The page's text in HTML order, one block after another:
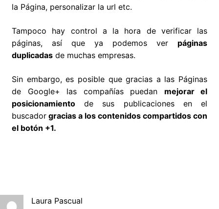
la Página, personalizar la url etc.
Tampoco hay control a la hora de verificar las
páginas, así que ya podemos ver páginas
duplicadas de muchas empresas.
Sin embargo, es posible que gracias a las Páginas
de Google+ las compañías puedan mejorar el
posicionamiento de sus publicaciones en el
buscador gracias a los contenidos compartidos con
el botón +1.
Laura Pascual